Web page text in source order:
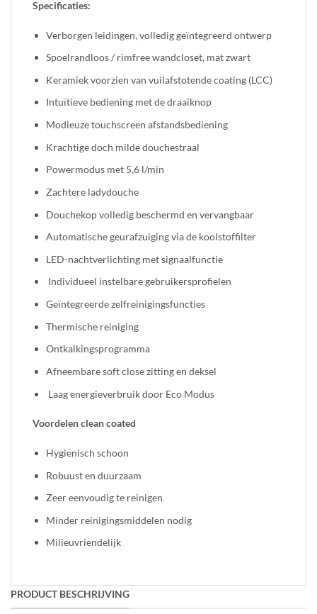
Specificaties:
Verborgen leidingen, volledig geïntegreerd ontwerp
Spoelrandloos / rimfree wandcloset, mat zwart
Keramiek voorzien van vuilafstotende coating (LCC)
Intuïtieve bediening met de draaiknop
Modieuze touchscreen afstandsbediening
Krachtige doch milde douchestraal
Powermodus met 5,6 l/min
Zachtere ladydouche
Douchekop volledig beschermd en vervangbaar
Automatische geurafzuiging via de koolstoffilter
LED-nachtverlichting met signaalfunctie
Individueel instelbare gebruikersprofielen
Geïntegreerde zelfreinigingsfuncties
Thermische reiniging
Ontkalkingsprogramma
Afneembare soft close zitting en deksel
Laag energieverbruik door Eco Modus
Voordelen clean coated
Hygiënisch schoon
Robuust en duurzaam
Zeer eenvoudig te reinigen
Minder reinigingsmiddelen nodig
Milieuvriendelijk
PRODUCT BESCHRIJVING